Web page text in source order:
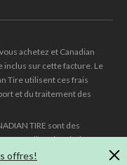
offres!
achetez et Canadian
inclus sur cette facture. Le
Tire utilisent ces frais
et du traitement des
TIRE sont des
Canadian Tire Limitée.